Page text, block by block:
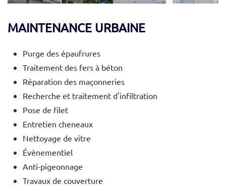
MAINTENANCE URBAINE
Purge des épaufrures
Traitement des fers à béton
Réparation des maçonneries
Recherche et traitement d'infiltration
Pose de filet
Entretien cheneaux
Nettoyage de vitre
Évènementiel
Anti-pigeonnage
Travaux de couverture